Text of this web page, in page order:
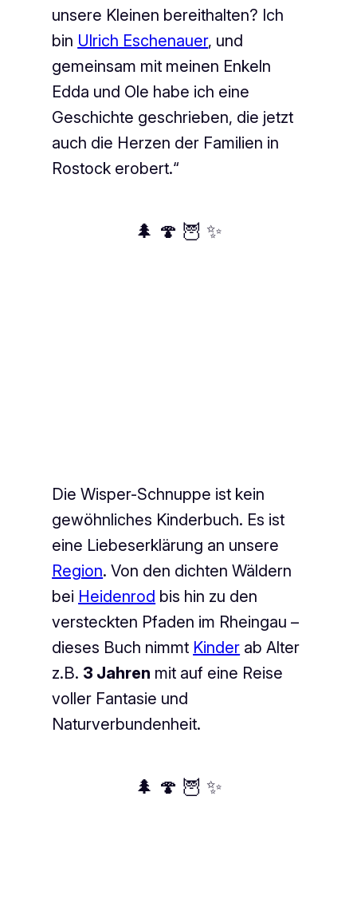
unsere Kleinen bereithalten? Ich
bin Ulrich Eschenauer, und
gemeinsam mit meinen Enkeln
Edda und Ole habe ich eine
Geschichte geschrieben, die jetzt
auch die Herzen der Familien in
Rostock erobert.“
🌲 🍄 🦉 ✨
Die Wisper-Schnuppe ist kein
gewöhnliches Kinderbuch. Es ist
eine Liebeserklärung an unsere
Region. Von den dichten Wäldern
bei Heidenrod bis hin zu den
versteckten Pfaden im Rheingau –
dieses Buch nimmt Kinder ab Alter
z.B. 3 Jahren mit auf eine Reise
voller Fantasie und
Naturverbundenheit.
🌲 🍄 🦉 ✨